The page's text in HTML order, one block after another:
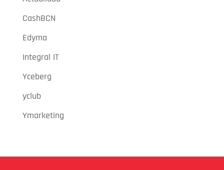
CashBCN
Edyma
Integral IT
Yceberg
yclub
Ymarketing